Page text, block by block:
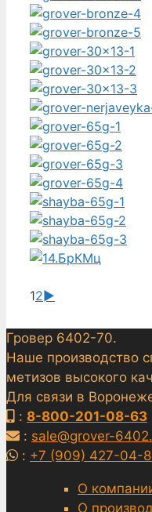
12►
Гровер 6402-70.
Наше производство
метизов высокого
Для связи в
: 8-800-201-08-63
: sale@grover-
: +7 (909) 427-04-
О
О